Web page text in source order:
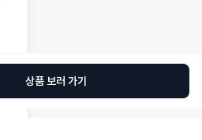
상품 보러 가기